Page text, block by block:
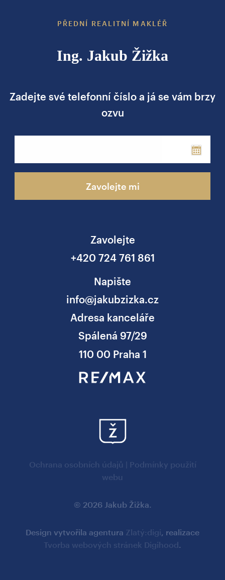
PŘEDNÍ REALITNÍ MAKLÉŘ
Ing. Jakub Žižka
Zadejte své telefonní číslo a já se vám brzy
ozvu
Zavolejte mi
Zavolejte
+420 724 761 861
Napište
info@jakubzizka.cz
Adresa kanceláře
Spálená 97/29
110 00 Praha 1
Ochrana osobních údajů
Podmínky použití
webu
© 2026 Jakub Žižka.
Design vytvořila agentura Zlatý:digi , realizace
Tvorba webových stránek Digihood